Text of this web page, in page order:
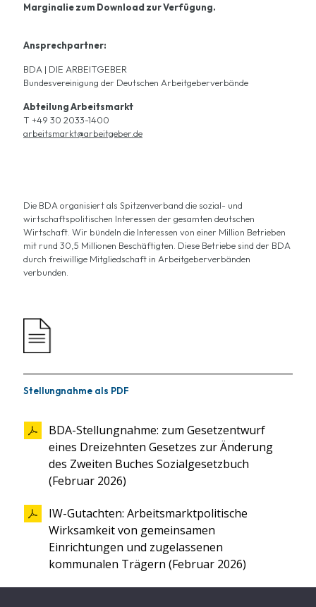
Marginalie zum Download zur Verfügung.
Ansprechpartner:
BDA | DIE ARBEITGEBER
Bundesvereinigung der Deutschen Arbeitgeberverbände
Abteilung Arbeitsmarkt
T +49 30 2033-1400
arbeitsmarkt@arbeitgeber.de
Die BDA organisiert als Spitzenverband die sozial- und
wirtschaftspolitischen Interessen der gesamten deutschen
Wirtschaft. Wir bündeln die Interessen von einer Million Betrieben
mit rund 30,5 Millionen Beschäftigten. Diese Betriebe sind der BDA
durch freiwillige Mitgliedschaft in Arbeitgeberverbänden
verbunden.
Stellungnahme als PDF
BDA-Stellungnahme: zum Gesetzentwurf
eines Dreizehnten Gesetzes zur Änderung
des Zweiten Buches Sozialgesetzbuch
(Februar 2026)
IW-Gutachten: Arbeitsmarktpolitische
Wirksamkeit von gemeinsamen
Einrichtungen und zugelassenen
kommunalen Trägern (Februar 2026)